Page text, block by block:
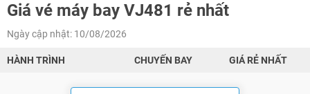
Giá vé máy bay VJ481 rẻ nhất
Ngày cập nhật: 10/08/2026
HÀNH TRÌNH CHUYẾN BAY GIÁ RẺ NHẤT